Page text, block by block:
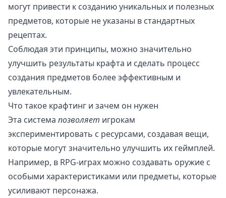
могут привести к созданию уникальных и полезных
предметов, которые не указаны в стандартных
рецептах.
Соблюдая эти принципы, можно значительно
улучшить результаты крафта и сделать процесс
создания предметов более эффективным и
увлекательным.
Что такое крафтинг и зачем он нужен
Эта система позволяет игрокам
экспериментировать с ресурсами, создавая вещи,
которые могут значительно улучшить их геймплей.
Например, в RPG-играх можно создавать оружие с
особыми характеристиками или предметы, которые
усиливают персонажа.